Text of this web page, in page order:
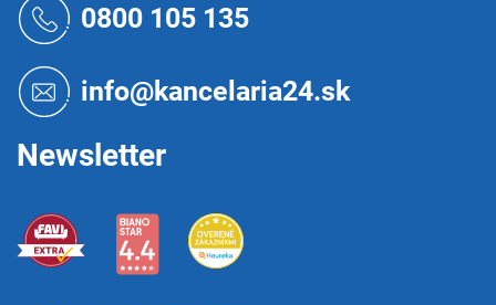
0800 105 135
info@kancelaria24.sk
Newsletter